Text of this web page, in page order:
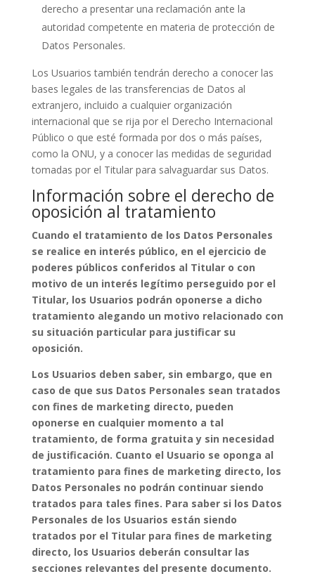
derecho a presentar una reclamación ante la
autoridad competente en materia de protección de
Datos Personales.
Los Usuarios también tendrán derecho a conocer las
bases legales de las transferencias de Datos al
extranjero, incluido a cualquier organización
internacional que se rija por el Derecho Internacional
Público o que esté formada por dos o más países,
como la ONU, y a conocer las medidas de seguridad
tomadas por el Titular para salvaguardar sus Datos.
Información sobre el derecho de
oposición al tratamiento
Cuando el tratamiento de los Datos Personales
se realice en interés público, en el ejercicio de
poderes públicos conferidos al Titular o con
motivo de un interés legítimo perseguido por el
Titular, los Usuarios podrán oponerse a dicho
tratamiento alegando un motivo relacionado con
su situación particular para justificar su
oposición.
Los Usuarios deben saber, sin embargo, que en
caso de que sus Datos Personales sean tratados
con fines de marketing directo, pueden
oponerse en cualquier momento a tal
tratamiento, de forma gratuita y sin necesidad
de justificación. Cuanto el Usuario se oponga al
tratamiento para fines de marketing directo, los
Datos Personales no podrán continuar siendo
tratados para tales fines. Para saber si los Datos
Personales de los Usuarios están siendo
tratados por el Titular para fines de marketing
directo, los Usuarios deberán consultar las
secciones relevantes del presente documento.